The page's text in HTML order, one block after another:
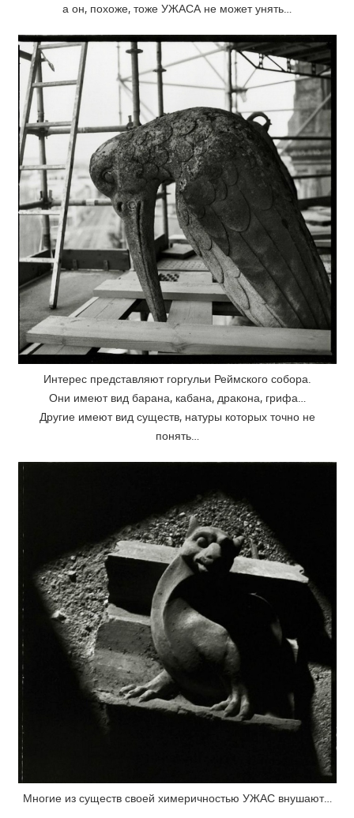
а он, похоже, тоже УЖАСА не может унять…
Интерес представляют горгульи Реймского собора.
Они имеют вид барана, кабана, дракона, грифа…
Другие имеют вид существ, натуры которых точно не
понять…
Многие из существ своей химеричностью УЖАС внушают…